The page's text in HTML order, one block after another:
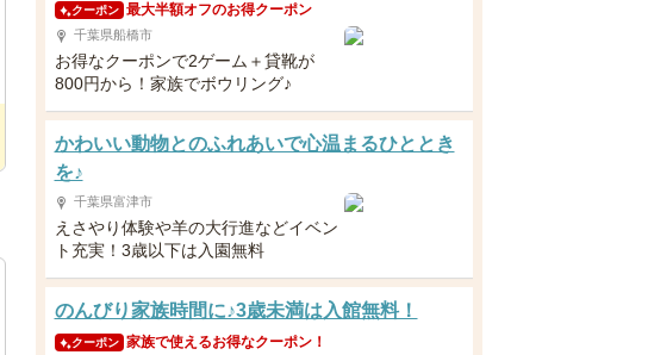
クーポン 最大半額オフのお得クーポン
千葉県船橋市
お得なクーポンで2ゲーム＋貸靴が
800円から！家族でボウリング♪
かわいい動物とのふれあいで心温まるひととき
を♪
千葉県富津市
えさやり体験や羊の大行進などイベン
ト充実！3歳以下は入園無料
のんびり家族時間に♪3歳未満は入館無料！
クーポン 家族で使えるお得なクーポン！